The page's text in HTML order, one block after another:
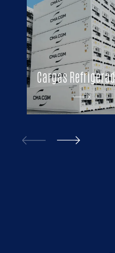
Cargas